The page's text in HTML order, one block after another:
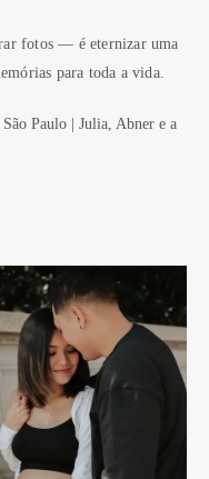
fotos — é eternizar uma
para toda a vida.
Paulo | Julia, Abner e a